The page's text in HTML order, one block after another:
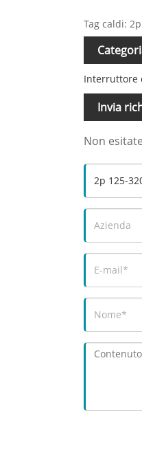
Tag caldi:
Interruttore
Invia
Non